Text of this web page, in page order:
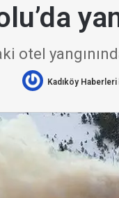
otel
Kadıköy Haberleri